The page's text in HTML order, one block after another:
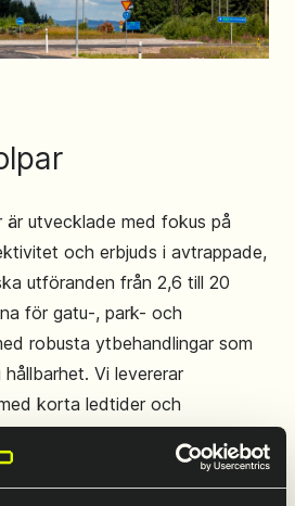
är utvecklade med fokus på
och erbjuds i avtrappade,
utföranden från 2,6 till 20
för gatu-, park- och
robusta ytbehandlingar som
Vi levererar
korta ledtider och
här